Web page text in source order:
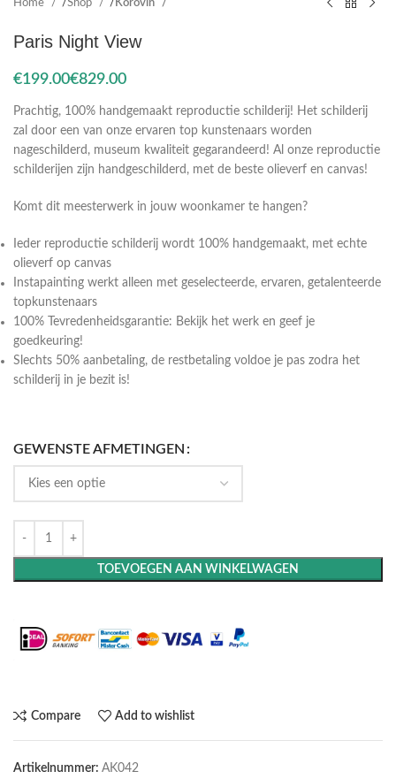
Home Shop Korovin
Paris Night View
€ €
Prachtig, 100% handgemaakt reproductie schilderij! Het schilderij
zal door een van onze ervaren top kunstenaars worden
nageschilderd, museum kwaliteit gegarandeerd! Al onze reproductie
schilderijen zijn handgeschilderd, met de beste olieverf en canvas!
Komt dit meesterwerk in jouw woonkamer te hangen?
Ieder reproductie schilderij wordt 100% handgemaakt, met echte
olieverf op canvas
Instapainting werkt alleen met geselecteerde, ervaren, getalenteerde
topkunstenaars
100% Tevredenheidsgarantie: Bekijk het werk en geef je
goedkeuring!
Slechts 50% aanbetaling, de restbetaling voldoe je pas zodra het
schilderij in je bezit is!
GEWENSTE AFMETINGEN
TOEVOEGEN AAN WINKELWAGEN
Compare Add to wishlist
Artikelnummer: AK042